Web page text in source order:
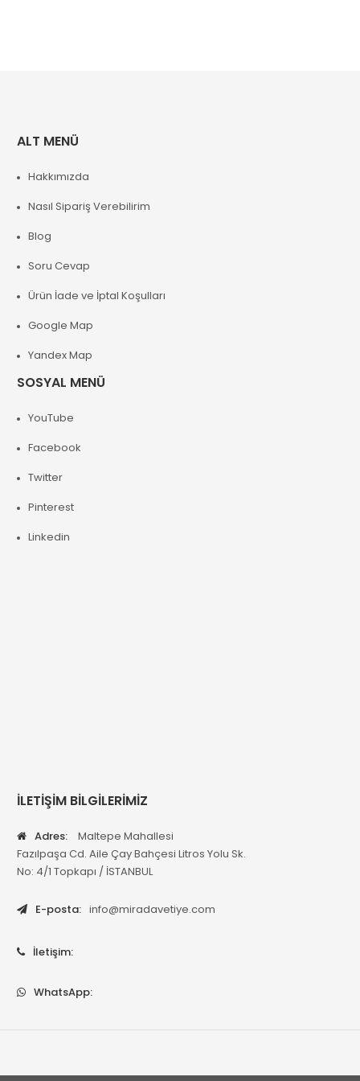
ALT MENÜ
Hakkımızda
Nasıl Sipariş Verebilirim
Blog
Soru Cevap
Ürün İade ve İptal Koşulları
Google Map
Yandex Map
SOSYAL MENÜ
YouTube
Facebook
Twitter
Pinterest
Linkedin
İLETİŞİM BİLGİLERİMİZ
Adres:
Maltepe Mahallesi
Fazılpaşa Cd. Aile Çay Bahçesi Litros Yolu Sk.
No: 4/1 Topkapı / İSTANBUL
E-posta: info@miradavetiye.com
İletişim:
WhatsApp: